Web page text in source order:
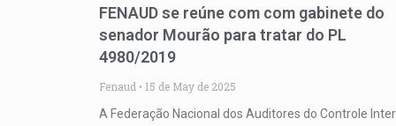
FENAUD se reúne com com gabinete do
senador Mourão para tratar do PL
4980/2019
Fenaud
15 de May de 2025
A Federação Nacional dos Auditores do Controle